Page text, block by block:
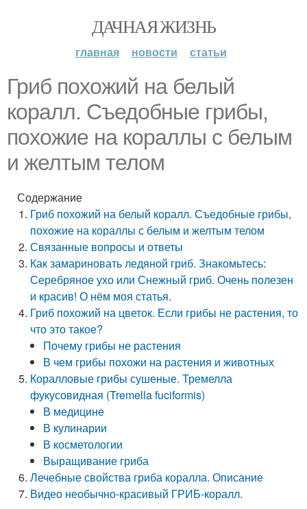
ДАЧНАЯ ЖИЗНЬ
главная новости статьи
Гриб похожий на белый
коралл. Съедобные грибы,
похожие на кораллы с белым
и желтым телом
Содержание
Гриб похожий на белый коралл. Съедобные грибы,
похожие на кораллы с белым и желтым телом
Связанные вопросы и ответы
Как замариновать ледяной гриб. Знакомьтесь:
Серебряное ухо или Снежный гриб. Очень полезен
и красив! О нём моя статья.
Гриб похожий на цветок. Если грибы не растения, то
что это такое?
Почему грибы не растения
В чем грибы похожи на растения и животных
Коралловые грибы сушеные. Тремелла
фукусовидная (Tremella fuciformis)
В медицине
В кулинарии
В косметологии
Выращивание гриба
Лечебные свойства гриба коралла. Описание
Видео необычно-красивый ГРИБ-коралл.